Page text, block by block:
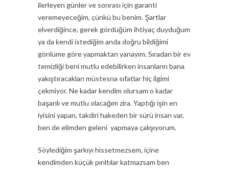
ilerleyen günler ve sonrası için garanti
veremeyeceğim, çünkü bu benim. Şartlar
elverdiğince, gerek gördüğüm ihtiyaç duyduğum
ya da kendi istediğim anda doğru bildiğimi
gönlüme göre yapmaktan yanayım. Sıradan bir ev
temizliği beni mutlu edebilirken insanların bana
yakıştıracakları müstesna sıfatlar hiç ilgimi
çekmiyor. Ne kadar kendim olursam o kadar
başarılı ve mutlu olacağım zira. Yaptığı işin en
iyisini yapan, takdiri hakeden bir sürü insan var,
ben de elimden geleni yapmaya çalışıyorum.
Söylediğim şarkıyı hissetmezsem, içine
kendimden küçük pırıltılar katmazsam ben